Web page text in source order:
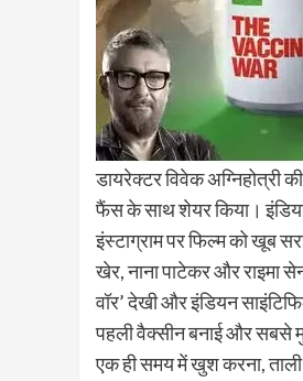
डायरेक्टर विवेक अग्निहोत्री
फैंस के साथ शेयर किया।
इंस्टाग्राम पर फिल्म को खूब
खेर, नाना पाटेकर और राइमा
वॉर’ देखी और इंडियन
पहली वैक्सीन बनाई और सबसे
एक ही समय में खुश करना, ताली